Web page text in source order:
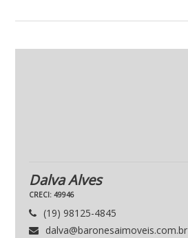
Dalva Alves
CRECI: 49946
(19) 98125-4845
dalva@baronesaimoveis.com.br